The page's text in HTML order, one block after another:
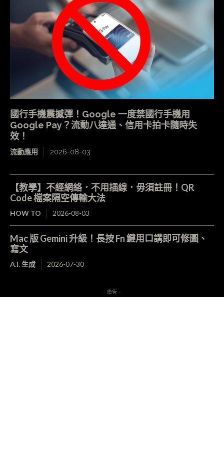
國行手機震撼彈！Google 一度禁國行手機用
Google Pay？流動八達通、信用卡拍卡隨時失
效！
流動應用 2026-08-03
【教學】不經網絡．不用插線．毋須註冊！QR
Code 檔案隔空傳輸大法
HOW TO 2026-08-03
Mac 版 Gemini 升級！長按 Fn 鍵用口講即可修圖、
寫文
A.I. 生成 2026-07-30
- 廣告 -